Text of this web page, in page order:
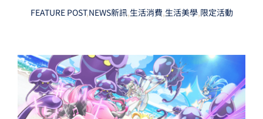
FEATURE POST,NEWS新訊,生活消費,生活美學,限定活動